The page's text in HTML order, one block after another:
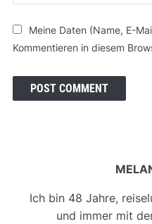
Meine Daten (Name, E-
Kommentieren in diesem
Ich bin 48 Jahre,
und immer mit